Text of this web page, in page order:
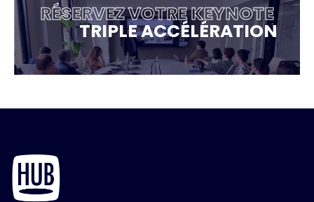
RÉSERVEZ VOTRE KEYNOTE
TRIPLE ACCÉLÉRATION